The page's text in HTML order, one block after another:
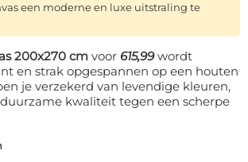
een moderne en luxe uitstraling te
200x270 cm voor 615,99wordt
en strak opgespannen op een houten
je verzekerd van levendige kleuren,
kwaliteit tegen een scherpe